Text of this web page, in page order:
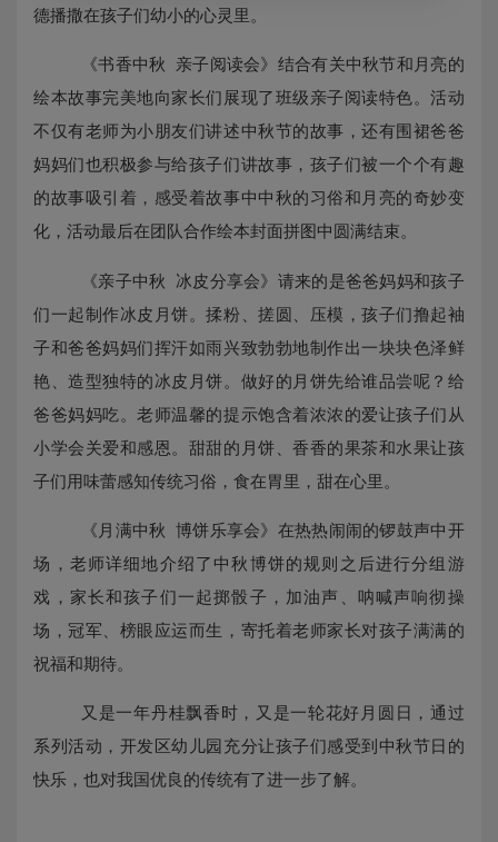
德播撒在孩子们幼小的心灵里。
《书香中秋 亲子阅读会》结合有关中秋节和月亮的
绘本故事完美地向家长们展现了班级亲子阅读特色。活动
不仅有老师为小朋友们讲述中秋节的故事，还有围裙爸爸
妈妈们也积极参与给孩子们讲故事，孩子们被一个个有趣
的故事吸引着，感受着故事中中秋的习俗和月亮的奇妙变
化，活动最后在团队合作绘本封面拼图中圆满结束。
《亲子中秋 冰皮分享会》请来的是爸爸妈妈和孩子
们一起制作冰皮月饼。揉粉、搓圆、压模，孩子们撸起袖
子和爸爸妈妈们挥汗如雨兴致勃勃地制作出一块块色泽鲜
艳、造型独特的冰皮月饼。做好的月饼先给谁品尝呢？给
爸爸妈妈吃。老师温馨的提示饱含着浓浓的爱让孩子们从
小学会关爱和感恩。甜甜的月饼、香香的果茶和水果让孩
子们用味蕾感知传统习俗，食在胃里，甜在心里。
《月满中秋 博饼乐享会》在热热闹闹的锣鼓声中开
场，老师详细地介绍了中秋博饼的规则之后进行分组游
戏，家长和孩子们一起掷骰子，加油声、呐喊声响彻操
场，冠军、榜眼应运而生，寄托着老师家长对孩子满满的
祝福和期待。
又 是一年丹桂飘香时，又是一轮花好月圆日，通过
系列活动，开发区幼儿园充分让孩子们感受到中秋节日的
快乐，也对我国优良的传统有了进一步了解。